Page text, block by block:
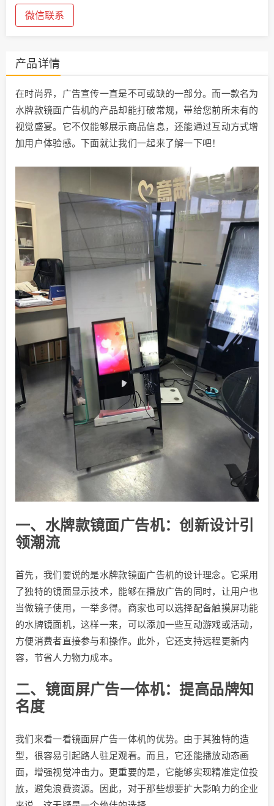
微信联系
产品详情
在时尚界，广告宣传一直是不可或缺的一部分。而一款名为
水牌款镜面广告机的产品却能打破常规，带给您前所未有的
视觉盛宴。它不仅能够展示商品信息，还能通过互动方式增
加用户体验感。下面就让我们一起来了解一下吧！
一、水牌款镜面广告机：创新设计引
领潮流
首先，我们要说的是水牌款镜面广告机的设计理念。它采用
了独特的镜面显示技术，能够在播放广告的同时，让用户也
当做镜子使用，一举多得。商家也可以选择配备触摸屏功能
的水牌镜面机，这样一来，可以添加一些互动游戏或活动，
方便消费者直接参与和操作。此外，它还支持远程更新内
容，节省人力物力成本。
二、镜面屏广告一体机：提高品牌知
名度
我们来看一看镜面屏广告一体机的优势。由于其独特的造
型，很容易引起路人驻足观看。而且，它还能播放动态画
面，增强视觉冲击力。更重要的是，它能够实现精准定位投
放，避免浪费资源。因此，对于那些想要扩大影响力的企业